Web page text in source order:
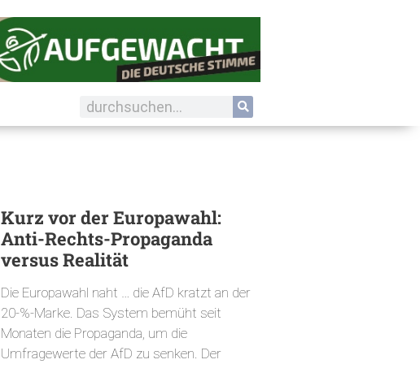
Kurz vor der Europawahl:
Anti-Rechts-Propaganda
versus Realität
Die Europawahl naht … die AfD kratzt an der
20-%-Marke. Das System bemüht seit
Monaten die Propaganda, um die
Umfragewerte der AfD zu senken. Der